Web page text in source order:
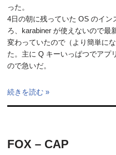
った。
4日の朝に残っていた OS のイン
ろ、karabiner が使えないので最
変わっていたので（より簡単に
た。主に Q キーいっぱつでアプ
ので急いだ。
続きを読む »
FOX – CAP